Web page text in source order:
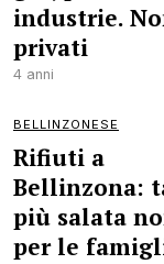
industrie.
privati
4 anni
BELLINZONESE
Rifiuti a
Bellinzona:
più salata
per le